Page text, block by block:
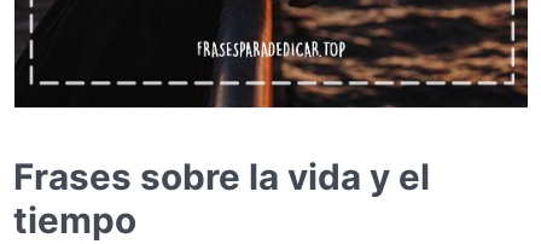
Frases sobre la vida y el
tiempo